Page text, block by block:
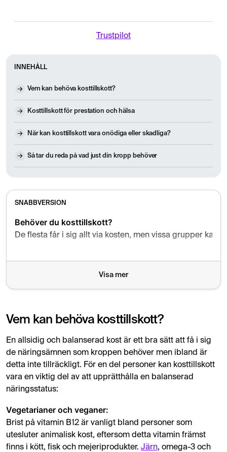
Trustpilot
INNEHÅLL
Vem kan behöva kosttillskott?
Kosttillskott för prestation och hälsa
När kan kosttillskott vara onödiga eller skadliga?
Så tar du reda på vad just din kropp behöver
SNABBVERSION
Behöver du kosttillskott?
De flesta får i sig allt via kosten, men vissa grupper kan
– B12, D-vitamin, kalcium
Personer med IBS– Magnesium, B-vitaminer
Låg solexponering– D-vitamin
När ska du undvika tillskott?
Överdosering av A-, D-, E-, K-vitamin kan vara farligt.
Så vet du om du behöver dem
Gör en hälsokontroll först – tillskott ska vara ett
(Sifo-undersökning 2021, Apotek Hjärtat.)
Visa mer
Vem kan behöva kosttillskott?
En allsidig och balanserad kost är ett bra sätt att få i sig
de näringsämnen som kroppen behöver men ibland är
detta inte tillräckligt. För en del personer kan kosttillskott
vara en viktig del av att upprätthålla en balanserad
näringsstatus:
Vegetarianer och veganer:
Brist på vitamin B12 är vanligt bland personer som
utesluter animalisk kost, eftersom detta vitamin främst
finns i kött, fisk och mejeriprodukter. Järn, omega-3 och